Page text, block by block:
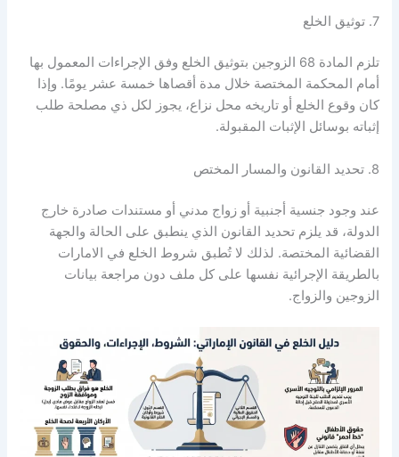
7. توثيق الخلع
تلزم المادة 68 الزوجين بتوثيق الخلع وفق الإجراءات المعمول بها
أمام المحكمة المختصة خلال مدة أقصاها خمسة عشر يومًا. وإذا
كان وقوع الخلع أو تاريخه محل نزاع، يجوز لكل ذي مصلحة طلب
إثباته بوسائل الإثبات المقبولة.
8. تحديد القانون والمسار المختص
عند وجود جنسية أجنبية أو زواج مدني أو مستندات صادرة خارج
الدولة، قد يلزم تحديد القانون الذي ينطبق على الحالة والجهة
القضائية المختصة. لذلك لا تُطبق شروط الخلع في الامارات
بالطريقة الإجرائية نفسها على كل ملف دون مراجعة بيانات
الزوجين والزواج.